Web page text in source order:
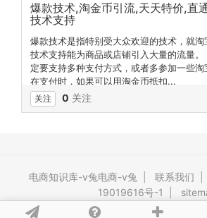
爆款技术,淘金币引流,天天特价,直
技术支持
爆款技术是指特别受大众欢迎的技术，就
技术支持能为商品或店铺引入大量的流量
定要支持多种支付方式，或者多参加一些
在支付时，如果可以用淘金币抵扣...
关注 0 关注
电商知识库-v兔电商-v兔 联系我们
19019616号-1
Powered By vv-tool Release vv-tool